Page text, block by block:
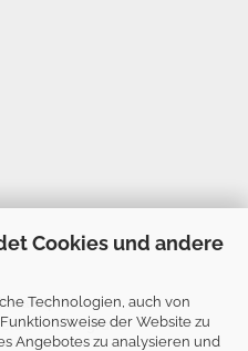
Cookies und andere
Technologien, auch von
der Website zu
Angebotes zu analysieren und
aufgrund